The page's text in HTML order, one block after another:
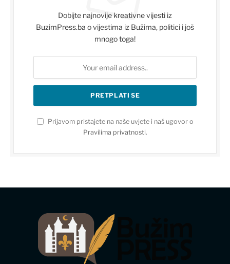
Dobijte najnovije kreativne vijesti iz
BuzimPress.ba o vijestima iz Bužima, politici i još
mnogo toga!
Prijavom pristajete na naše uvjete i naš ugovor o
Pravilima privatnosti.